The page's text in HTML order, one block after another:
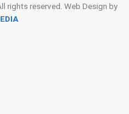
rights reserved. Web Design by